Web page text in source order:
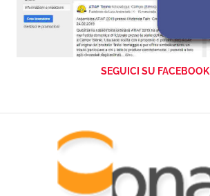
SEGUICI SU FACEBOOK